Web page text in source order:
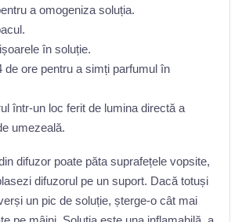
a omogeniza soluția.
în soluție.
de ore pentru a simți parfumul în
într-un loc ferit de lumina directă a
umezeală.
difuzor poate păta suprafețele vopsite,
difuzorul pe un suport. Dacă totuși
un pic de soluție, șterge-o cât mai